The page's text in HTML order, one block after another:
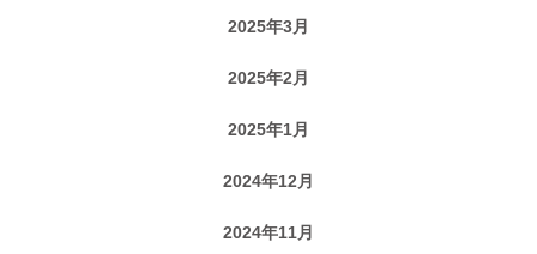
2025年3月
2025年2月
2025年1月
2024年12月
2024年11月